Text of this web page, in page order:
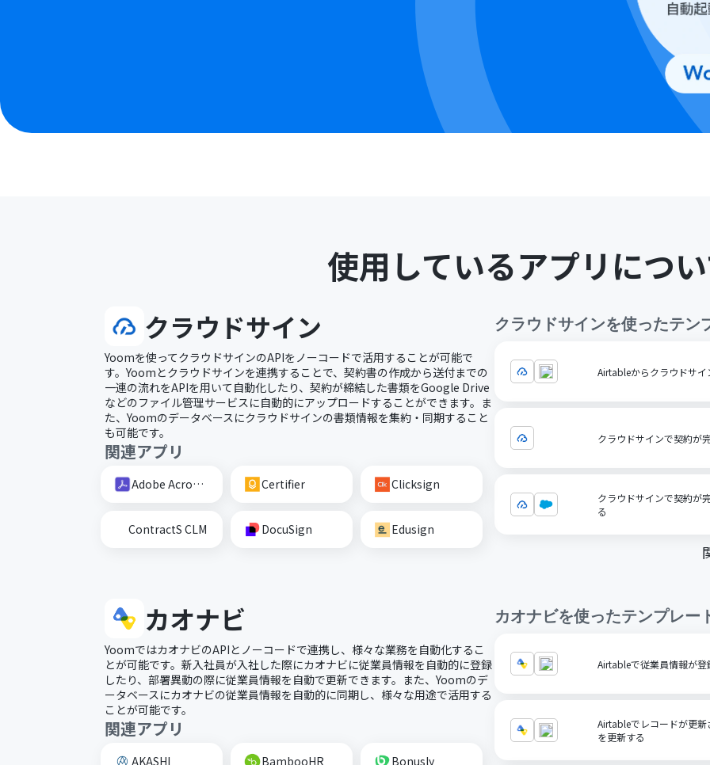
使用しているアプリにつ
クラウドサイン
Yoomを使ってクラウドサインのAPIをノーコードで活用することが可能で
す。Yoomとクラウドサインを連携することで、契約書の作成から送付までの
一連の流れをAPIを用いて自動化したり、契約が締結した書類をGoogle Drive
などのファイル管理サービスに自動的にアップロードすることができます。ま
た、Yoomのデータベースにクラウドサインの書類情報を集約・同期すること
も可能です。
関連アプリ
Adobe Acrobat Sign Certifier Clicksign
ContractS CLM DocuSign Edusign
クラウドサインを使ったテン
Airtableからクラウドサ
クラウドサインで契約が
クラウドサインで契約が
る
カオナビ
YoomではカオナビのAPIとノーコードで連携し、様々な業務を自動化するこ
とが可能です。新入社員が入社した際にカオナビに従業員情報を自動的に登録
したり、部署異動の際に従業員情報を自動で更新できます。また、Yoomのデ
ータベースにカオナビの従業員情報を自動的に同期し、様々な用途で活用する
ことが可能です。
関連アプリ
AKASHI BambooHR Bonusly
カオナビを使ったテンプレー
Airtableで従業員情報が
Airtableでレコードが更
を更新する